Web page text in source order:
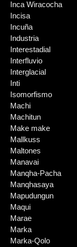
Inca Wiracocha
Incisa
Incuña
Industria
Interestadial
Interfluvio
Interglacial
Inti
Isomorfismo
Machi
Machitun
Make make
Mallkuss
Maltones
Manavai
Manqha-Pacha
Manqhasaya
Mapudungun
Maqui
Marae
Marka
Marka-Qolo